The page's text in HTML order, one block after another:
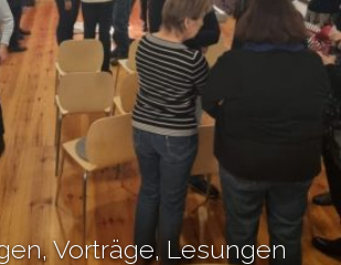
Vorträge, Lesungen